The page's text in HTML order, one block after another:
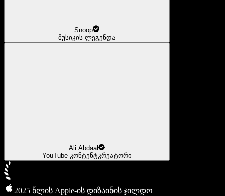
Snoop
მუსიკის ლეგენდა
Ali Abdaal
YouTube-კონტენტკრეატორი
2025 წლის Apple-ის დიზაინის ჯილდო